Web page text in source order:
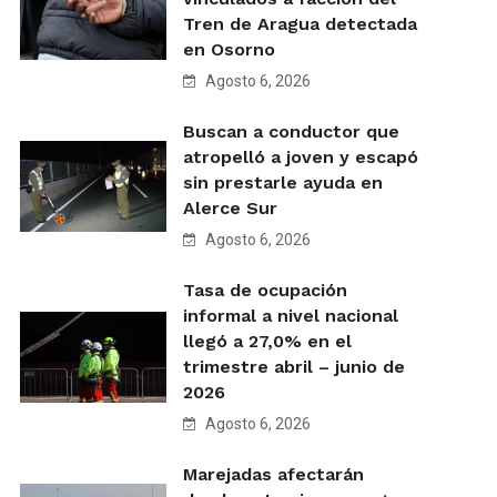
Tren de Aragua detectada
en Osorno
Agosto 6, 2026
Buscan a conductor que
atropelló a joven y escapó
sin prestarle ayuda en
Alerce Sur
Agosto 6, 2026
Tasa de ocupación
informal a nivel nacional
llegó a 27,0% en el
trimestre abril – junio de
2026
Agosto 6, 2026
Marejadas afectarán